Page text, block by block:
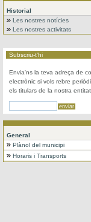
Historial
Les nostres notícies
Les nostres activitats
Subscriu-t'hi
Envia'ns la teva adreça de
electrònic si vols rebre
els titulars de la nostra
General
Plànol del municipi
Horaris i Transports